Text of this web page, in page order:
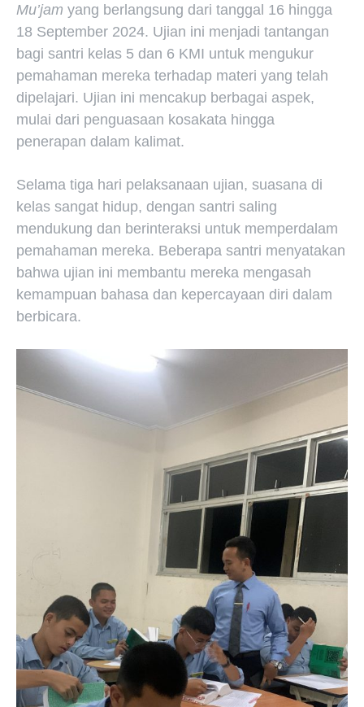
Mu’jam yang berlangsung dari tanggal 16 hingga
18 September 2024. Ujian ini menjadi tantangan
bagi santri kelas 5 dan 6 KMI untuk mengukur
pemahaman mereka terhadap materi yang telah
dipelajari. Ujian ini mencakup berbagai aspek,
mulai dari penguasaan kosakata hingga
penerapan dalam kalimat.
Selama tiga hari pelaksanaan ujian, suasana di
kelas sangat hidup, dengan santri saling
mendukung dan berinteraksi untuk memperdalam
pemahaman mereka. Beberapa santri menyatakan
bahwa ujian ini membantu mereka mengasah
kemampuan bahasa dan kepercayaan diri dalam
berbicara.